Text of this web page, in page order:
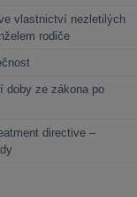
vlastnictví nezletilých
rodiče
doby ze zákona po
directive –